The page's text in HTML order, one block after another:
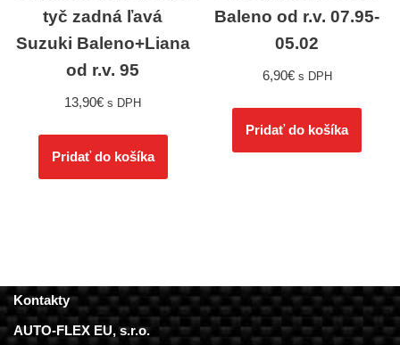
tyč zadná ľavá
Suzuki Baleno+Liana
od r.v. 95
13,90€ s DPH
Pridať do košíka
Baleno od r.v. 07.95-
05.02
6,90€ s DPH
Pridať do košíka
Kontakty
AUTO-FLEX EU, s.r.o.